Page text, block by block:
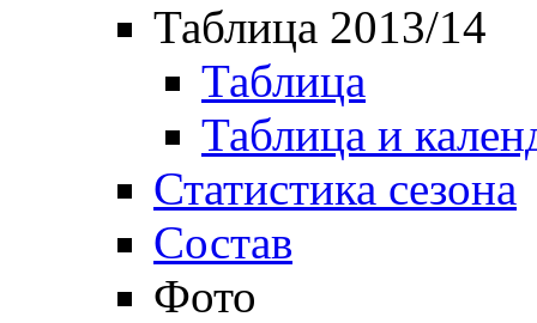
Таблица 2013/14
Таблица
Таблица и
Статистика сезона
Состав
Фото